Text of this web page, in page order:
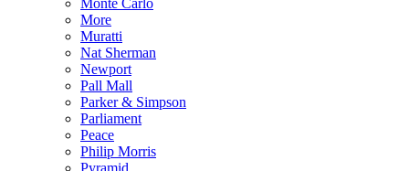
Monte Carlo
More
Muratti
Nat Sherman
Newport
Pall Mall
Parker & Simpson
Parliament
Peace
Philip Morris
Pyramid